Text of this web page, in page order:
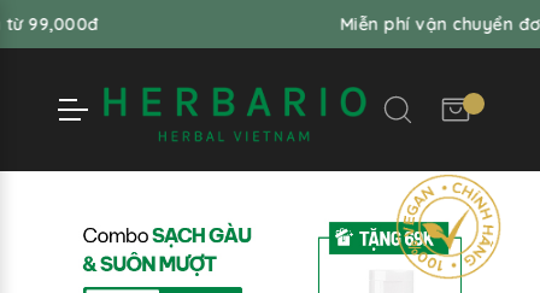
Miễn phí vận chuyển đơn